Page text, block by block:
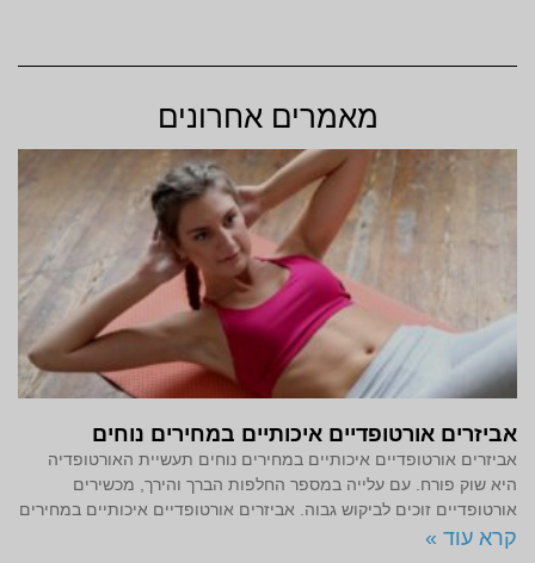
מאמרים אחרונים
אביזרים אורטופדיים איכותיים במחירים נוחים
אביזרים אורטופדיים איכותיים במחירים נוחים תעשיית האורטופדיה
היא שוק פורח. עם עלייה במספר החלפות הברך והירך, מכשירים
אורטופדיים זוכים לביקוש גבוה. אביזרים אורטופדיים איכותיים במחירים
קרא עוד »